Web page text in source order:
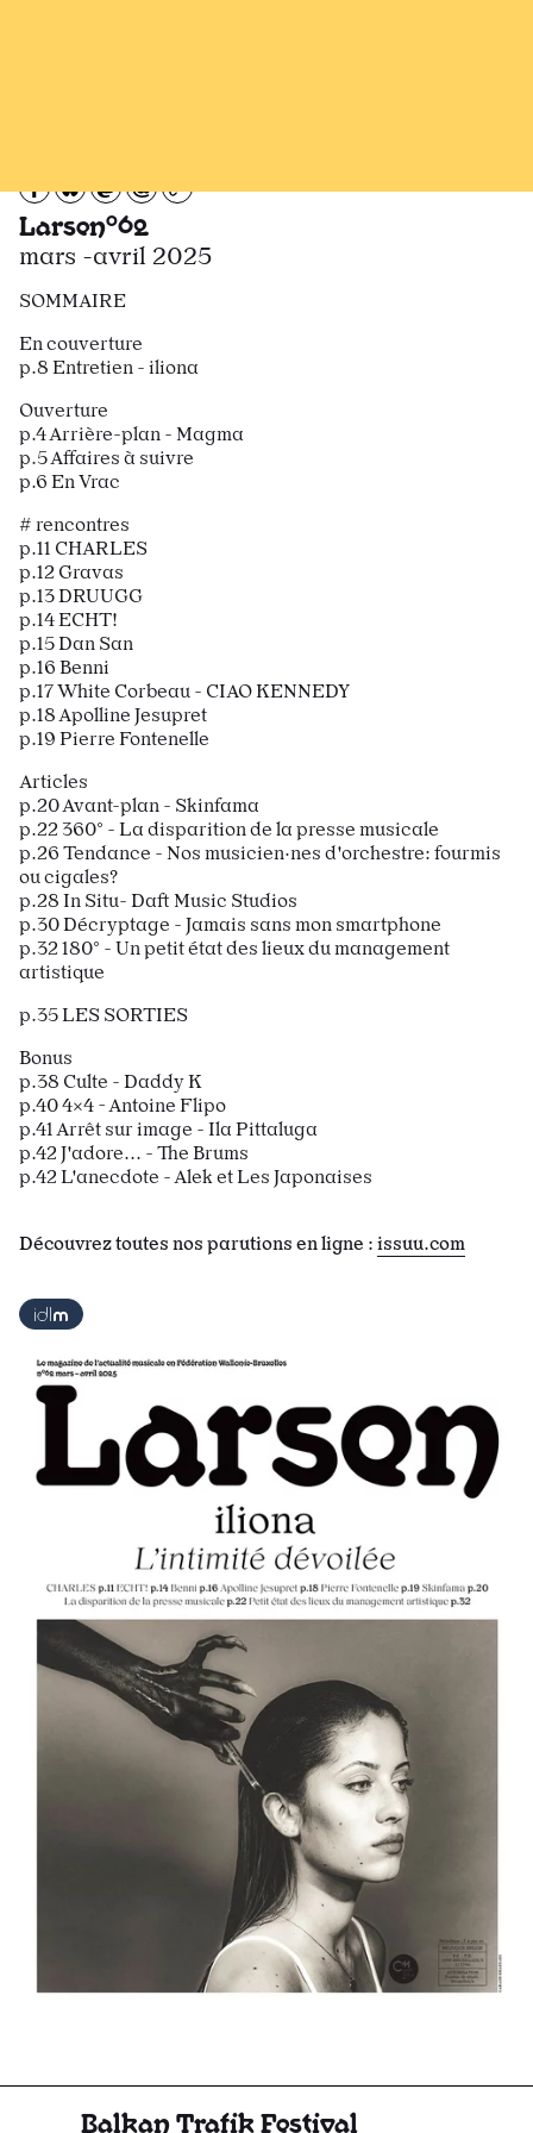
Larsen°62
mars -avril 2025
SOMMAIRE
En couverture
p.8 Entretien - iliona
Ouverture
p.4 Arrière-plan - Magma
p.5 Affaires à suivre
p.6 En Vrac
# rencontres
p.11 CHARLES
p.12 Gravas
p.13 DRUUGG
p.14 ECHT!
p.15 Dan San
p.16 Benni
p.17 White Corbeau - CIAO KENNEDY
p.18 Apolline Jesupret
p.19 Pierre Fontenelle
Articles
p.20 Avant-plan - Skinfama
p.22 360° - La disparition de la presse musicale
p.26 Tendance - Nos musicien·nes d'orchestre: fourmis
ou cigales?
p.28 In Situ- Daft Music Studios
p.30 Décryptage - Jamais sans mon smartphone
p.32 180° - Un petit état des lieux du management
artistique
p.35 LES SORTIES
Bonus
p.38 Culte - Daddy K
p.40 4x4 - Antoine Flipo
p.41 Arrêt sur image - Ila Pittaluga
p.42 J'adore... - The Brums
p.42 L'anecdote - Alek et Les Japonaises
Découvrez toutes nos parutions en ligne : issuu.com
Balkan Trafik Festival